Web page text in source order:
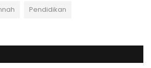
Pendidikan